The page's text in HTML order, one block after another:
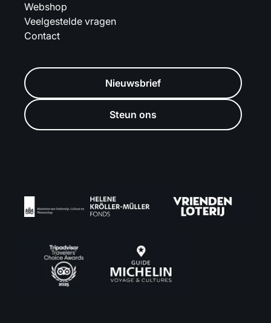
Webshop
Veelgestelde vragen
Contact
Nieuwsbrief
Steun ons